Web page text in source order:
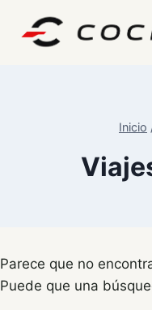
Inicio
Parece que no
Puede que una